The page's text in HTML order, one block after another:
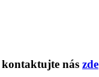
kontaktujte nás zde